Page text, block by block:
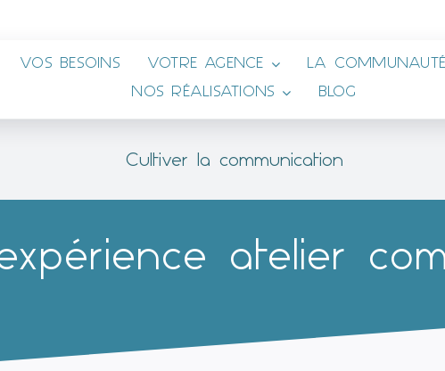
VOS BESOINS VOTRE AGENCE
LA
NOS RÉALISATIONS
BLOG
Cultiver la communication
atelier